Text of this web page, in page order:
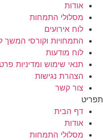
אודות
מסלולי התמחות
לוח אירועים
התמחויות וקורסי המשך
לוח מודעות
תנאי שימוש ומדיניות
הצהרת נגישות
צור קשר
תפריט
דף הבית
אודות
מסלולי התמחות
טיפים